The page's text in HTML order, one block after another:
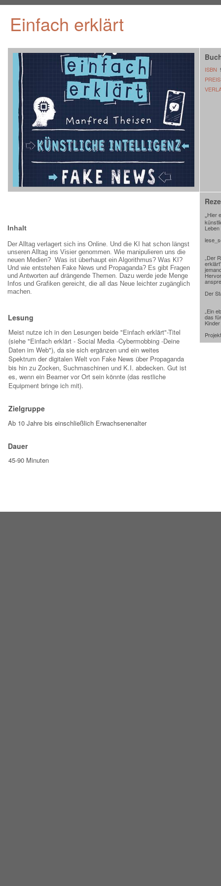
Einfach erklärt
Meist nutze ich in den Lesungen beide "Einfach erklärt"-Titel
(siehe "Einfach erklärt - Social Media -Cybermobbing -Deine
Daten im Web"), da sie sich ergänzen und ein weites
Spektrum der digitalen Welt von Fake News über Propaganda
bis hin zu Zocken, Suchmaschinen und K.I. abdecken. Gut ist
es, wenn ein Beamer vor Ort sein könnte (das restliche
Equipment bringe ich mit).
Lesung
ISBN
PREIS
Hier
„Der
Der
„Ein
das
Ab 10 Jahre bis einschließlich Erwachsenenalter
Zielgruppe
Dauer
45-90 Minuten
Inhalt
Der Alltag verlagert sich ins Online. Und die KI hat schon längst
unseren Alltag ins Visier genommen. Wie manipulieren uns die
neuen Medien? Was ist überhaupt ein Algorithmus? Was KI?
Und wie entstehen Fake News und Propaganda? Es gibt Fragen
und Antworten auf drängende Themen. Dazu werde jede Menge
Infos und Grafiken gereicht, die all das Neue leichter zugänglich
machen.